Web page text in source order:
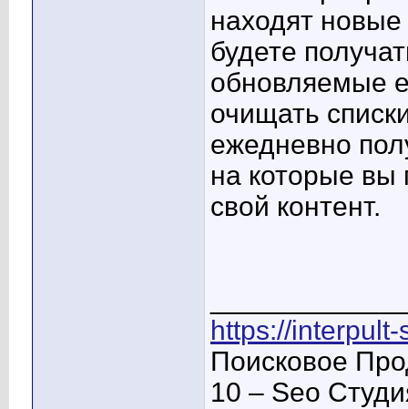
находят
будете
обновляемые
очищать
ежедневно
на которые вы
свой контент.
https://
Поисковое
10 – Seo